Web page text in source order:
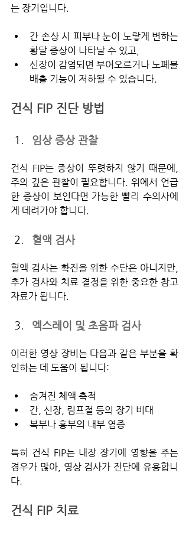
는 장기입니다.
간 손상 시 피부나 눈이 노랗게 변하는
황달 증상이 나타날 수 있고,
신장이 감염되면 부어오르거나 노폐물
배출 기능이 저하될 수 있습니다.
건식 FIP 진단 방법
임상 증상 관찰
건식 FIP는 증상이 뚜렷하지 않기 때문에,
주의 깊은 관찰이 필요합니다. 위에서 언급
한 증상이 보인다면 가능한 빨리 수의사에
게 데려가야 합니다.
혈액 검사
혈액 검사는 확진을 위한 수단은 아니지만,
추가 검사와 치료 결정을 위한 중요한 참고
자료가 됩니다.
엑스레이 및 초음파 검사
이러한 영상 장비는 다음과 같은 부분을 확
인하는 데 도움이 됩니다:
숨겨진 체액 축적
간, 신장, 림프절 등의 장기 비대
복부나 흉부의 내부 염증
특히 건식 FIP는 내장 장기에 영향을 주는
경우가 많아, 영상 검사가 진단에 유용합니
다.
건식 FIP 치료